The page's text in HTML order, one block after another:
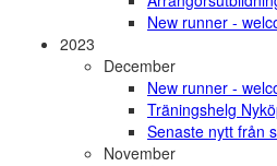
New runner -
2023
December
New runner -
Träningshelg
Senaste nytt från
November